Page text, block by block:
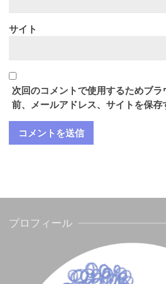
サイト
次回のコメントで使用するためブラ
前、メールアドレス、サイトを保存
プロフィール